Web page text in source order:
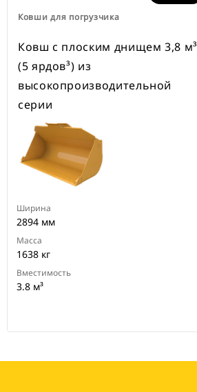
Ковши для погрузчика
Ковш с плоским днищем 3,8 м³
(5 ярдов³) из
высокопроизводительной
серии
Ширина
2894 мм
Масса
1638 кг
Вместимость
3.8 м³